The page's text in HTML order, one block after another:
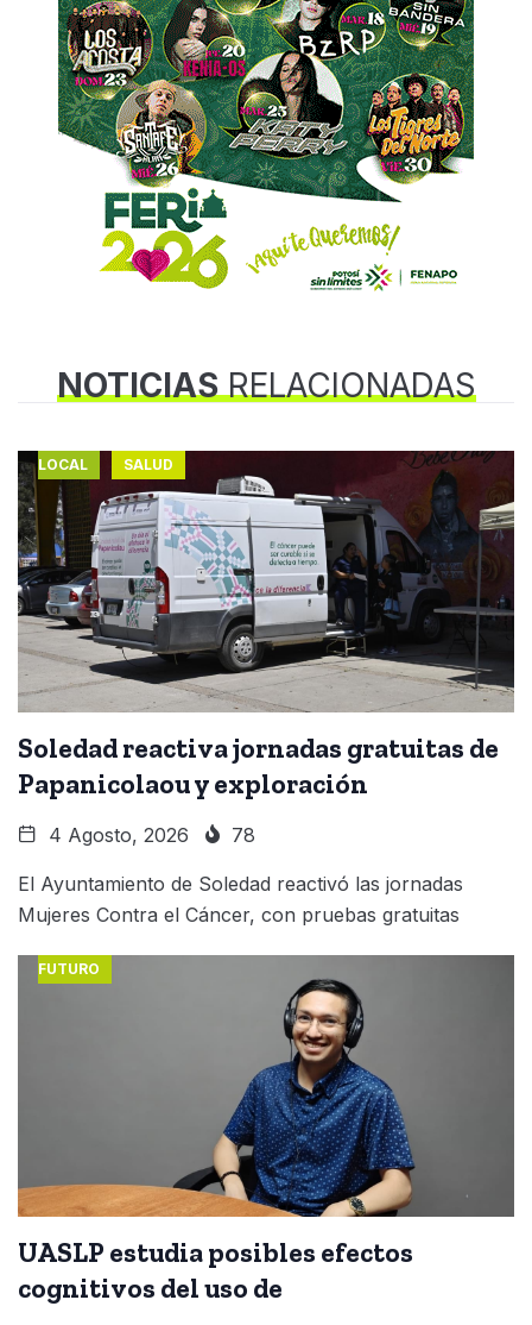
NOTICIASRELACIONADAS
LOCAL SALUD
Soledad reactiva jornadas gratuitas de
Papanicolaou y exploración
4 Agosto, 2026 78
El Ayuntamiento de Soledad reactivó las jornadas
Mujeres Contra el Cáncer, con pruebas gratuitas
FUTURO
UASLP estudia posibles efectos
cognitivos del uso de